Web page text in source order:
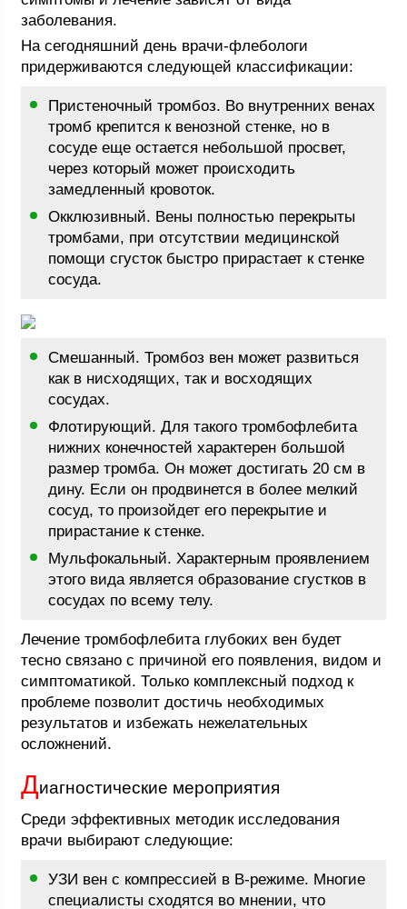
заболевания.
На сегодняшний день врачи-флебологи
придерживаются следующей классификации:
Пристеночный тромбоз. Во внутренних венах
тромб крепится к венозной стенке, но в
сосуде еще остается небольшой просвет,
через который может происходить
замедленный кровоток.
Окклюзивный. Вены полностью перекрыты
тромбами, при отсутствии медицинской
помощи сгусток быстро прирастает к стенке
сосуда.
Смешанный. Тромбоз вен может развиться
как в нисходящих, так и восходящих
сосудах.
Флотирующий. Для такого тромбофлебита
нижних конечностей характерен большой
размер тромба. Он может достигать 20 см в
дину. Если он продвинется в более мелкий
сосуд, то произойдет его перекрытие и
прирастание к стенке.
Мульфокальный. Характерным проявлением
этого вида является образование сгустков в
сосудах по всему телу.
Лечение тромбофлебита глубоких вен будет
тесно связано с причиной его появления, видом и
симптоматикой. Только комплексный подход к
проблеме позволит достичь необходимых
результатов и избежать нежелательных
осложнений.
Диагностические мероприятия
Среди эффективных методик исследования
врачи выбирают следующие:
УЗИ вен с компрессией в В-режиме. Многие
специалисты сходятся во мнении, что